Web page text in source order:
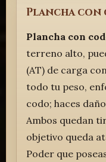
Plancha con
Plancha con
terreno alto,
(AT) de carga
todo tu peso,
codo; haces
Ambos quedan
objetivo queda
Poder que